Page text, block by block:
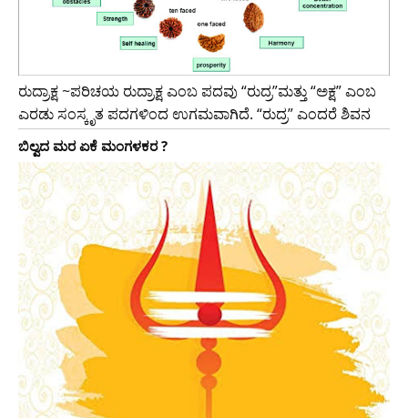
ರುದ್ರಾಕ್ಷ ~ಪರಿಚಯ ರುದ್ರಾಕ್ಷ ಎಂಬ ಪದವು “ರುದ್ರ”ಮತ್ತು “ಅಕ್ಷ” ಎಂಬ
ಎರಡು ಸಂಸ್ಕೃತ ಪದಗಳಿಂದ ಉಗಮವಾಗಿದೆ. “ರುದ್ರ” ಎಂದರೆ ಶಿವನ
ಬಿಲ್ವದ ಮರ ಏಕೆ ಮಂಗಳಕರ ?